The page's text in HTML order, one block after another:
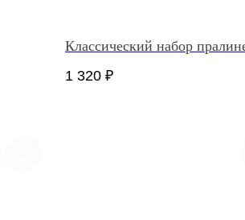
Классический набор
1 320 ₽